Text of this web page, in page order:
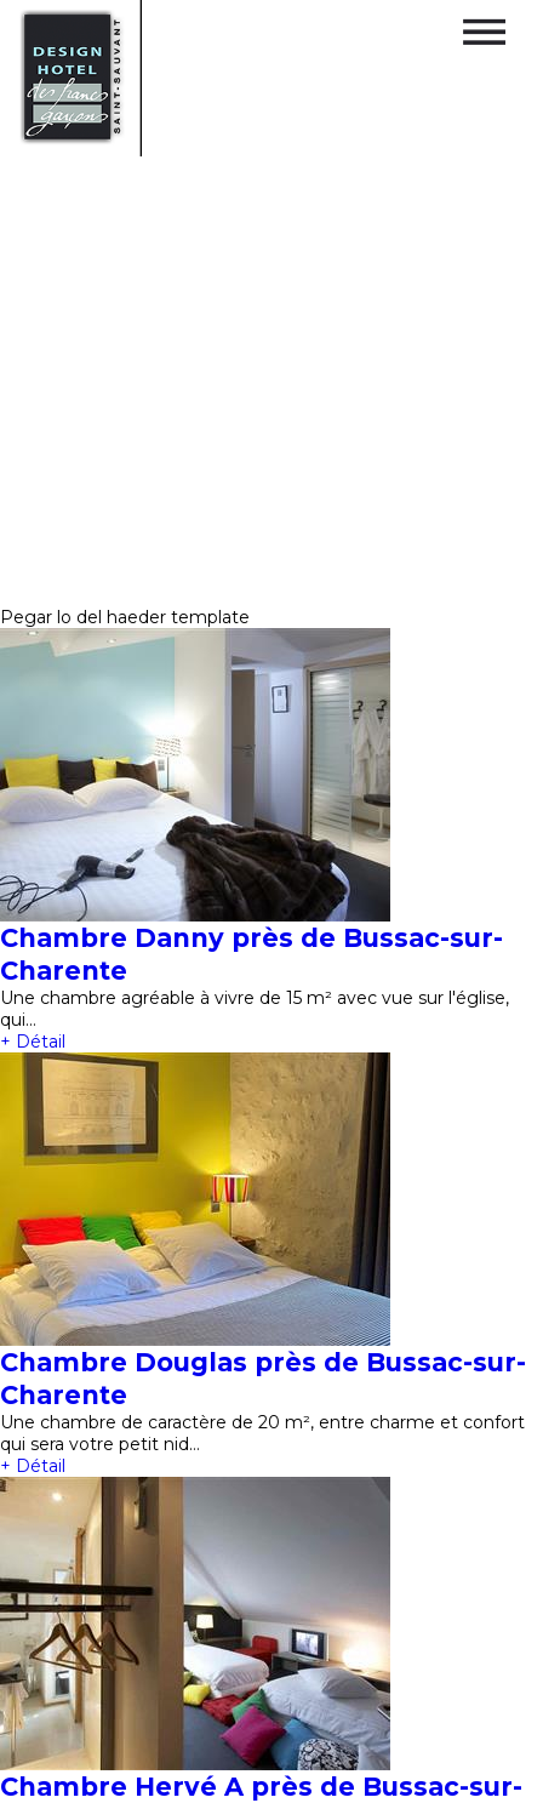
Pegar lo del haeder template
Chambre Danny près de Bussac-sur-
Charente
Une chambre agréable à vivre de 15 m² avec vue sur l'église,
qui…
+ Détail
Chambre Douglas près de Bussac-sur-
Charente
Une chambre de caractère de 20 m², entre charme et confort
qui sera votre petit nid…
+ Détail
Chambre Hervé A près de Bussac-sur-